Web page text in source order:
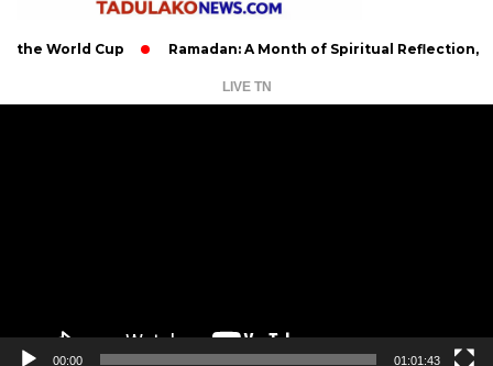
Cup Ramadan: A Month of Spiritual Reflection,
LIVE TN
00:00 01:01:43